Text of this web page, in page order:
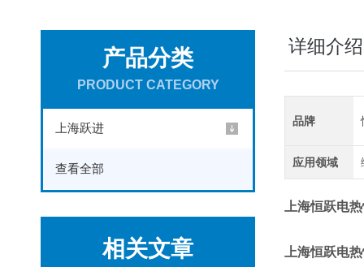
产品分类
PRODUCT CATEGORY
上海跃进
查看全部
相关文章
详细介绍
品牌
应用领域
上海恒跃电
上海恒跃电